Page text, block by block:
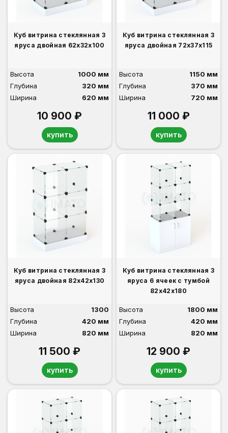
Куб витрина стеклянная 3
яруса двойная 62х32х100
Высота
1000 мм
Глубина
320 мм
Ширина
620 мм
10 900 ₽
купить
Куб витрина стеклянная 3
яруса двойная 72х37х115
Высота
1150 мм
Глубина
370 мм
Ширина
720 мм
11 000 ₽
купить
Куб витрина стеклянная 3
яруса двойная 82х42х130
Высота
1300
Глубина
420 мм
Ширина
820 мм
11 500 ₽
купить
Куб витрина стеклянная 3
яруса 6 ячеек с тумбой
82х42х180
Высота
1800 мм
Глубина
420 мм
Ширина
820 мм
12 900 ₽
купить